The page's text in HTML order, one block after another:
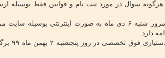
سوال در مورد ثبت نام و قوانین فقط بوسیله
همین طور ثبت نام سی و هشتمین دوره آزمون پذیرش دستیار فوق تخصصی از امروز شنبه ۶ دی ماه به صورت اینترنتی بوسیله
برمبنای اعلام مرکز سنجش آموزش پزشکی؛ سی و هشتمین دوره